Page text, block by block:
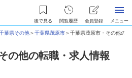
後で見る 閲覧履歴 会員登録 メニュー
葉県その他＞千葉県茂原市＞千葉県茂原市・その他の
の他の転職・求人情報